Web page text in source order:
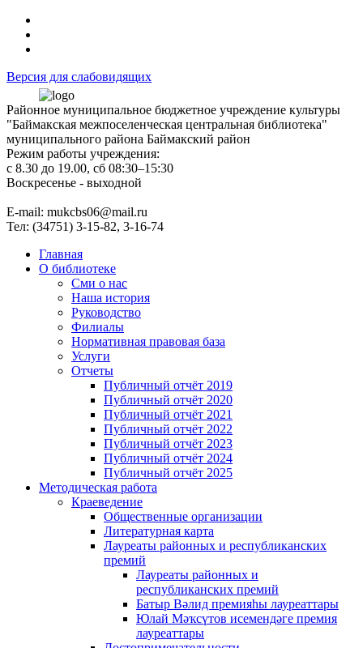
Версия для слабовидящих
Районное муниципальное бюджетное учреждение культуры
"Баймакская межпоселенческая центральная библиотека"
муниципального района Баймакский район
Режим работы учреждения:
с 8.30 до 19.00, сб 08:30–15:30
Воскресенье - выходной
Е-mail: mukcbs06@mail.ru
Тел: (34751) 3-15-82, 3-16-74
Главная
О библиотеке
Сми о нас
Наша история
Руководство
Филиалы
Нормативная правовая база
Услуги
Отчеты
Публичный отчёт 2019
Публичный отчёт 2020
Публичный отчёт 2021
Публичный отчёт 2022
Публичный отчёт 2023
Публичный отчёт 2024
Публичный отчёт 2025
Методическая работа
Краеведение
Общественные организации
Литературная карта
Лауреаты районных и республиканских
премий
Лауреаты районных и
республиканских премий
Батыр Вәлид премияһы лауреаттары
Юлай Мәҡсүтов исемендәге премия
лауреаттары